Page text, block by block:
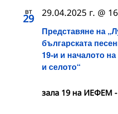
вт
29
Представяне на
българската
19-и и началото
и селото“
29.04.2025 г. @
зала 19 на ИЕФЕМ